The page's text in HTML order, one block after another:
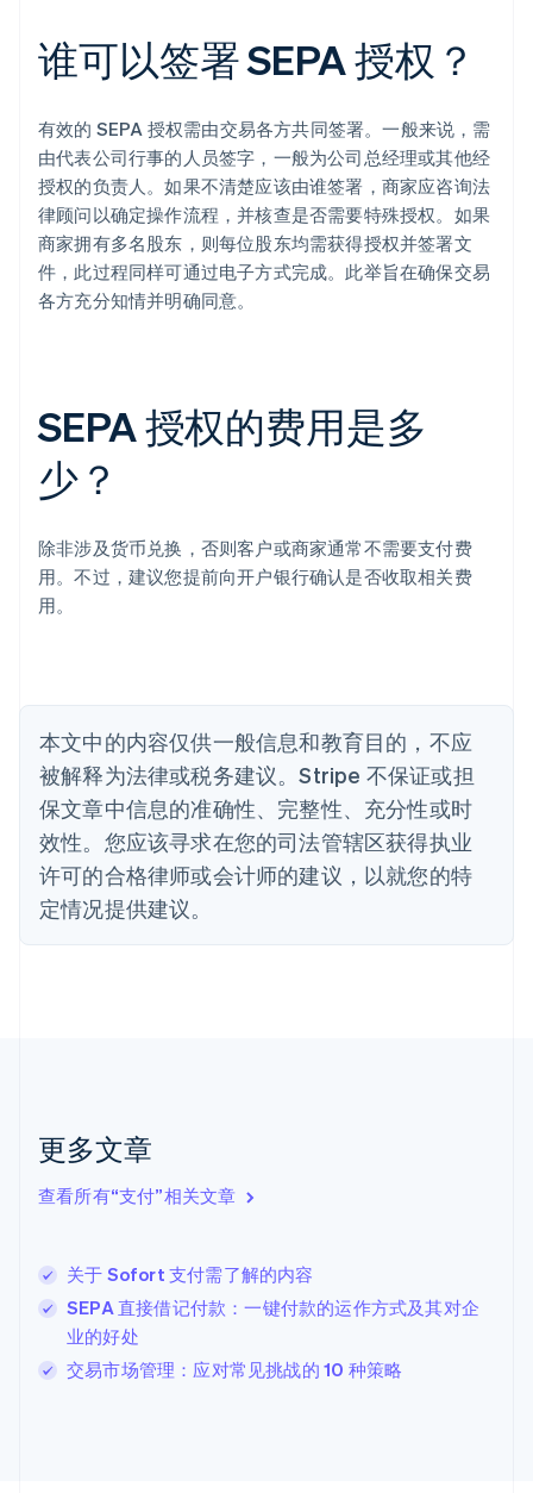
谁可以签署 SEPA 授权？
有效的 SEPA 授权需由交易各方共同签署。一般来说，需
由代表公司行事的人员签字，一般为公司总经理或其他经
授权的负责人。如果不清楚应该由谁签署，商家应咨询法
律顾问以确定操作流程，并核查是否需要特殊授权。如果
商家拥有多名股东，则每位股东均需获得授权并签署文
件，此过程同样可通过电子方式完成。此举旨在确保交易
各方充分知情并明确同意。
SEPA 授权的费用是多
少？
除非涉及货币兑换，否则客户或商家通常不需要支付费
用。不过，建议您提前向开户银行确认是否收取相关费
用。
本文中的内容仅供一般信息和教育目的，不应
被解释为法律或税务建议。Stripe 不保证或担
保文章中信息的准确性、完整性、充分性或时
效性。您应该寻求在您的司法管辖区获得执业
许可的合格律师或会计师的建议，以就您的特
定情况提供建议。
更多文章
查看所有“支付”相关文章
关于 Sofort 支付需了解的内容
SEPA 直接借记付款：一键付款的运作方式及其对企
业的好处
交易市场管理：应对常见挑战的 10 种策略
爱沙尼亚
奥地利
English
巴西
English
丹麦
English
德国
DeutschEnglish
法国
FrançaisEnglish
芬兰
EnglishSvenska
English Italiano
拉脱维亚
立陶宛
DeutschEnglish
卢森堡
Deutsch English
罗马尼亚
English